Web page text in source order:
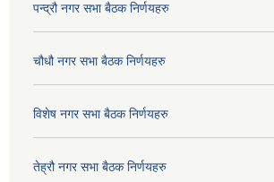
पन्द्रौ नगर सभा बैठक निर्णयहरु
चौधौ नगर सभा बैठक निर्णयहरु
विशेष नगर सभा बैठक निर्णयहरु
तेह्रौ नगर सभा बैठक निर्णयहरु